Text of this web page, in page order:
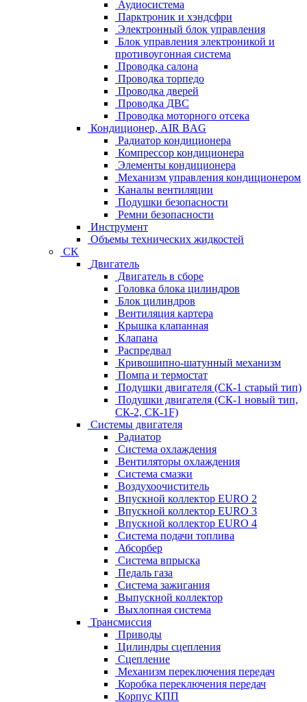
Аудиосистема
Парктроник и хэндсфри
Электронный блок управления
Блок управления электроникой и
противоугонная система
Проводка салона
Проводка торпедо
Проводка дверей
Проводка ДВС
Проводка моторного отсека
Кондиционер, AIR BAG
Радиатор кондиционера
Компрессор кондиционера
Элементы кондиционера
Механизм управления кондиционером
Каналы вентиляции
Подушки безопасности
Ремни безопасности
Инструмент
Объемы технических жидкостей
CK
Двигатель
Двигатель в сборе
Головка блока цилиндров
Блок цилиндров
Вентиляция картера
Крышка клапанная
Клапана
Распредвал
Кривошипно-шатунный механизм
Помпа и термостат
Подушки двигателя (СК-1 старый тип)
Подушки двигателя (СК-1 новый тип,
СК-2, СК-1F)
Системы двигателя
Радиатор
Система охлаждения
Вентиляторы охлаждения
Система смазки
Воздухоочиститель
Впускной коллектор EURO 2
Впускной коллектор EURO 3
Впускной коллектор EURO 4
Система подачи топлива
Абсорбер
Система впрыска
Педаль газа
Система зажигания
Выпускной коллектор
Выхлопная система
Трансмиссия
Приводы
Цилиндры сцепления
Сцепление
Механизм переключения передач
Коробка переключения передач
Корпус КПП